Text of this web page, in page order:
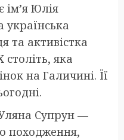
ім’я Юлія
та активістка
століть, яка
на Галичині. Її
Супрун —
походження,